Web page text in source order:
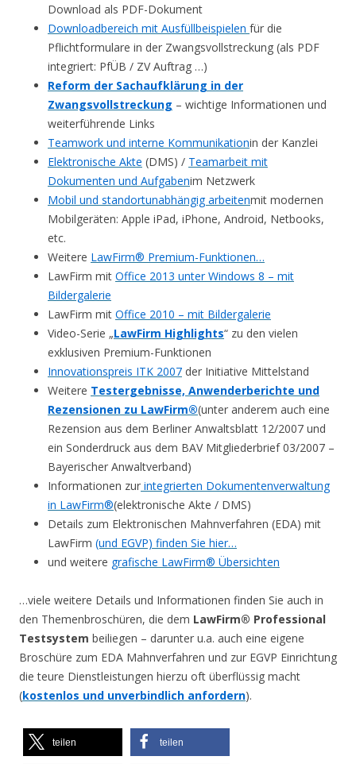
Download als PDF-Dokument
Downloadbereich mit Ausfüllbeispielen für die
Pflichtformulare in der Zwangsvollstreckung (als PDF
integriert: PfÜB / ZV Auftrag …)
Reform der Sachaufklärung in der
Zwangsvollstreckung – wichtige Informationen und
weiterführende Links
Teamwork und interne Kommunikationin der Kanzlei
Elektronische Akte (DMS) / Teamarbeit mit
Dokumenten und Aufgabenim Netzwerk
Mobil und standortunabhängig arbeitenmit modernen
Mobilgeräten: Apple iPad, iPhone, Android, Netbooks,
etc.
Weitere LawFirm® Premium-Funktionen…
LawFirm mit Office 2013 unter Windows 8 – mit
Bildergalerie
LawFirm mit Office 2010 – mit Bildergalerie
Video-Serie „LawFirm Highlights“ zu den vielen
exklusiven Premium-Funktionen
Innovationspreis ITK 2007 der Initiative Mittelstand
Weitere Testergebnisse, Anwenderberichte und
Rezensionen zu LawFirm®(unter anderem auch eine
Rezension aus dem Berliner Anwaltsblatt 12/2007 und
ein Sonderdruck aus dem BAV Mitgliederbrief 03/2007 –
Bayerischer Anwaltverband)
Informationen zur integrierten Dokumentenverwaltung
in LawFirm®(elektronische Akte / DMS)
Details zum Elektronischen Mahnverfahren (EDA) mit
LawFirm (und EGVP) finden Sie hier…
und weitere grafische LawFirm® Übersichten
…viele weitere Details und Informationen finden Sie auch in
den Themenbroschüren, die dem LawFirm® Professional
Testsystem beiliegen – darunter u.a. auch eine eigene
Broschüre zum EDA Mahnverfahren und zur EGVP Einrichtung
die teure Dienstleistungen hierzu oft überflüssig macht
(kostenlos und unverbindlich anfordern).
teilen teilen